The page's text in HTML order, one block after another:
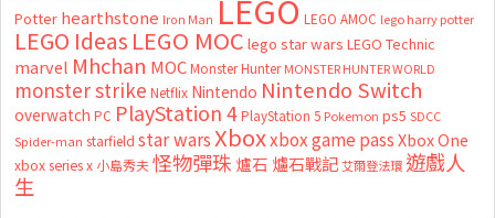
Potter hearthstone Iron Man LEGO LEGO AMOC lego harry potter
LEGO Ideas LEGO MOC lego star wars LEGO Technic
marvel Mhchan MOC Monster Hunter MONSTER HUNTER WORLD
monster strike Netflix Nintendo Nintendo Switch
overwatch PC PlayStation 4 PlayStation 5 Pokemon ps5 SDCC
Spider-man starfield star warsXboxxbox game passXbox One
xbox series x 小島秀夫怪物彈珠 爐石 爐石戰記艾爾登法環 遊戲人
生